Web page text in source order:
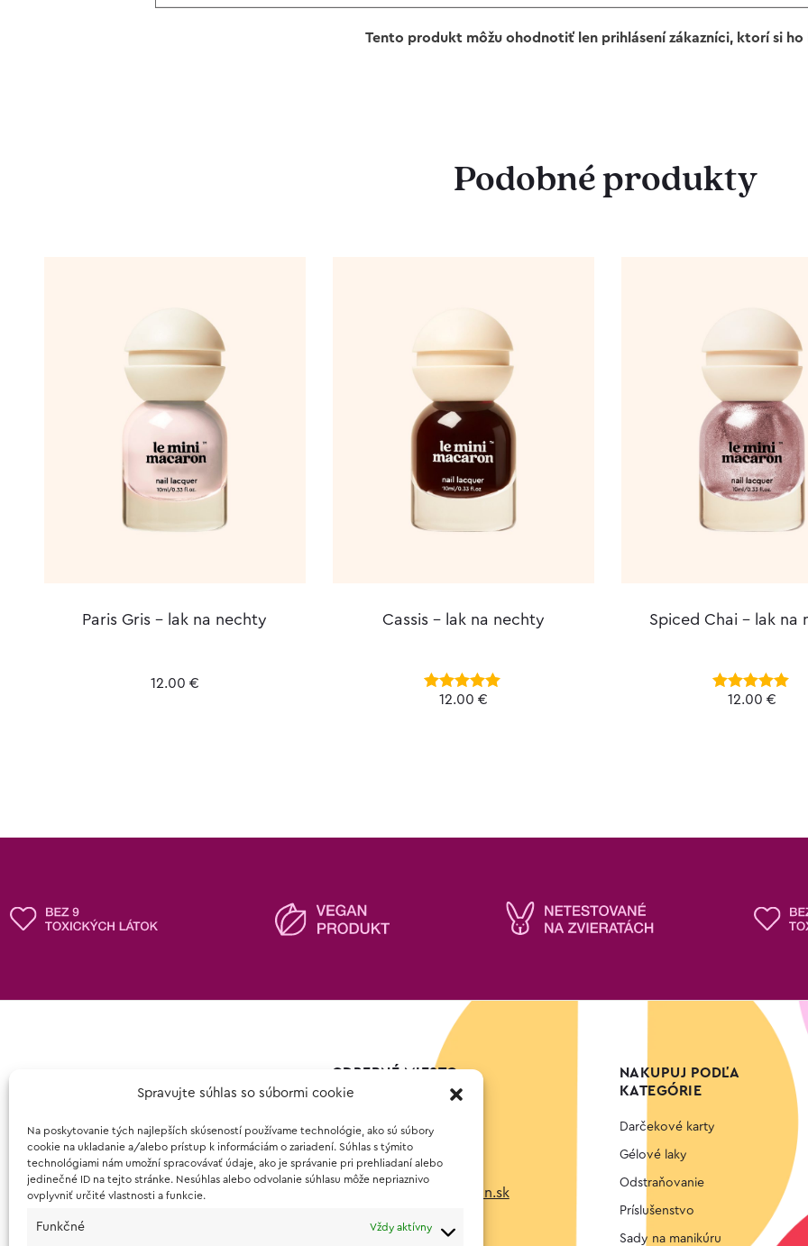
Spravujte súhlas so súbormi cookie
Na poskytovanie tých najlepších skúseností používame technológie, ako sú súbory
cookie na ukladanie a/alebo prístup k informáciám o zariadení. Súhlas s týmito
technológiami nám umožní spracovávať údaje, ako je správanie pri prehliadaní alebo
jedinečné ID na tejto stránke. Nesúhlas alebo odvolanie súhlasu môže nepriaznivo
ovplyvniť určité vlastnosti a funkcie.
Funkčné Vždy aktívny
Tento produkt môžu ohodnotiť len prihlásení zákazníci, ktorí si ho
Podobné produkty
Paris Gris – lak na nechty
12.00 €
Cassis – lak na nechty
Hodnotenie
12.00 €
Spiced Chai – lak na
Hodnotenie
12.00 €
ODBERNÉ MIESTO
Galvániho 6,
821 04, Bratislava
kontakt@leminimacaron.sk
NAKUPUJ PODĽA
KATEGÓRIE
Darčekové karty
Gélové laky
Odstraňovanie
Príslušenstvo
Sady na manikúru